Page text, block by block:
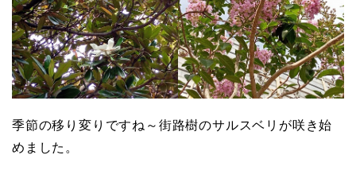
季節の移り変りですね～街路樹のサルスベリが咲き始
めました。